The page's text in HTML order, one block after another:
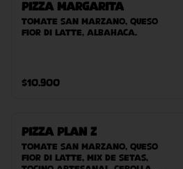
Pizza Margarita
Tomate San Marzano, queso
Fior Di Latte, albahaca.
$10.900
Pizza Plan Z
Tomate San Marzano, queso
Fior Di Latte, mix de setas,